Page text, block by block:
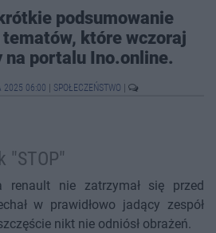
podsumowanie
które wczoraj
portalu Ino.online.
2025 06:00 SPOŁECZEŃSTWO
"STOP"
renault nie zatrzymał się przed
w prawidłowo jadący zespół
nikt nie odniósł obrażeń.